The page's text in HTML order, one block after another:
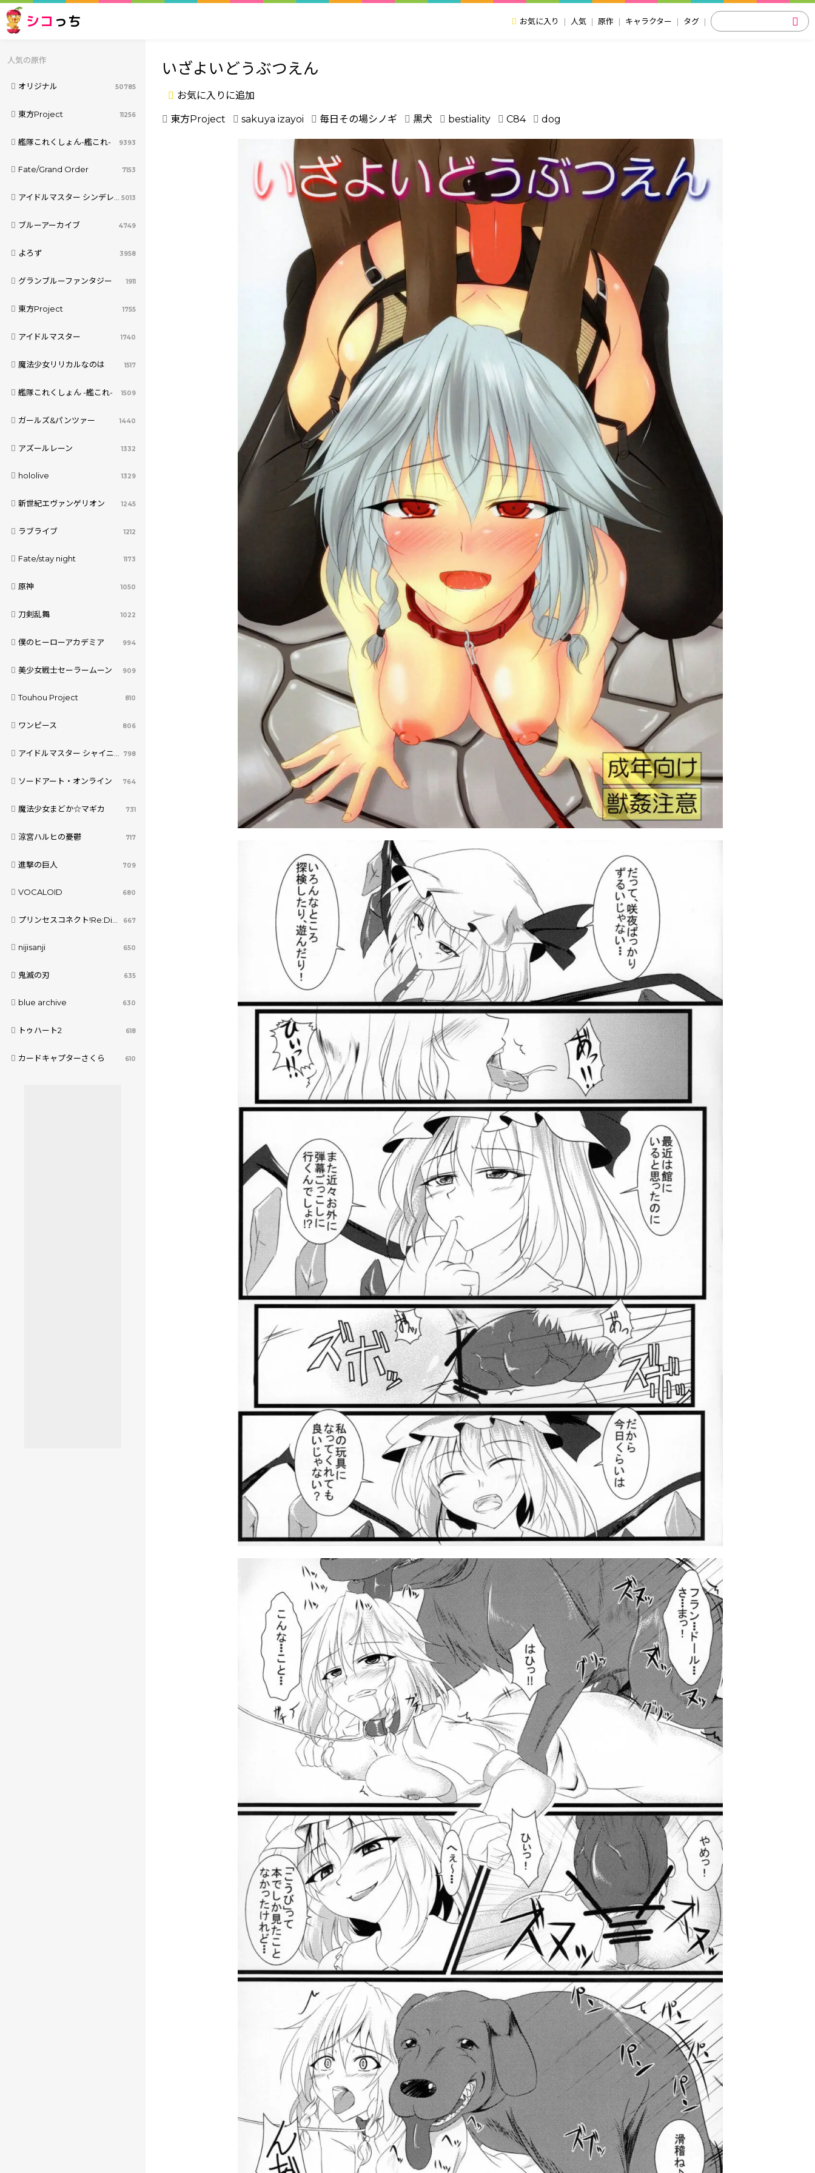
シコ っち お気に入り 人気 原作 キャラクター タグ
人気の原作
オリジナル 50785
東方Project 11256
艦隊これくしょん-艦これ- 9393
Fate/Grand Order 7153
アイドルマスター シンデレラガールズ 5013
ブルーアーカイブ 4749
よろず 3958
グランブルーファンタジー 1911
東方Project 1755
アイドルマスター 1740
魔法少女リリカルなのは 1517
艦隊これくしょん -艦これ- 1509
ガールズ&パンツァー 1440
アズールレーン 1332
hololive 1329
新世紀エヴァンゲリオン 1245
ラブライブ 1212
Fate/stay night 1173
原神 1050
刀剣乱舞 1022
僕のヒーローアカデミア 994
美少女戦士セーラームーン 909
Touhou Project 810
ワンピース 806
アイドルマスター シャイニーカラーズ 798
ソードアート・オンライン 764
魔法少女まどか☆マギカ 731
涼宮ハルヒの憂鬱 717
進撃の巨人 709
VOCALOID 680
プリンセスコネクト!Re:Dive 667
nijisanji 650
鬼滅の刃 635
blue archive 630
トゥハート2 618
カードキャプターさくら 610
いざよいどうぶつえん
お気に入りに追加
東方Project sakuya izayoi 毎日その場シノギ 黒犬 bestiality C84 dog